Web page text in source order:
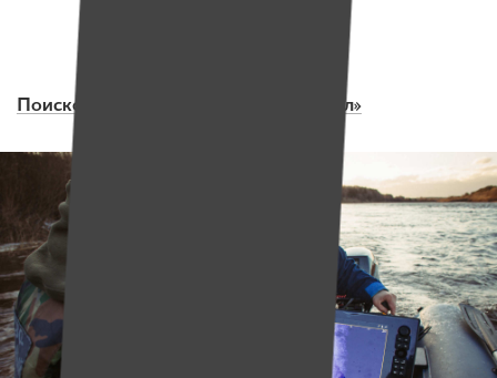
Поисково-спасательный отряд «Ангел»